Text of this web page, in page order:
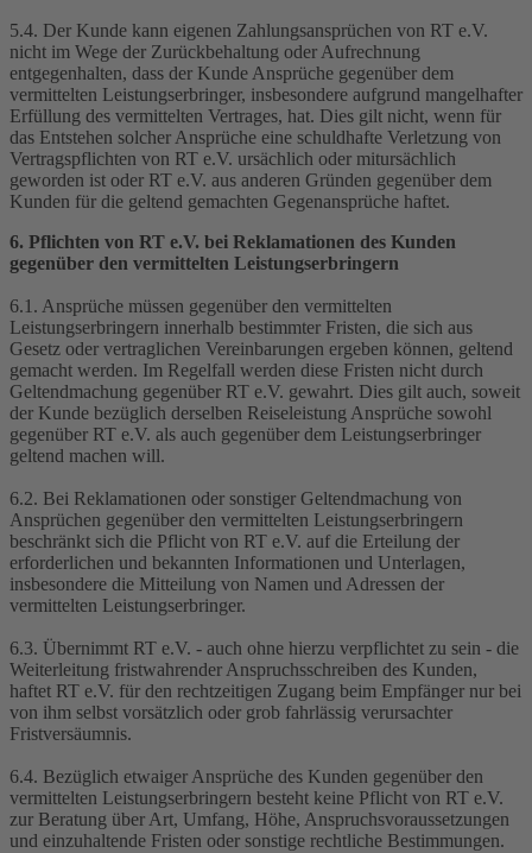
5.4. Der Kunde kann eigenen Zahlungsansprüchen von RT e.V.
nicht im Wege der Zurückbehaltung oder Aufrechnung
entgegenhalten, dass der Kunde Ansprüche gegenüber dem
vermittelten Leistungserbringer, insbesondere aufgrund mangelhafter
Erfüllung des vermittelten Vertrages, hat. Dies gilt nicht, wenn für
das Entstehen solcher Ansprüche eine schuldhafte Verletzung von
Vertragspflichten von RT e.V. ursächlich oder mitursächlich
geworden ist oder RT e.V. aus anderen Gründen gegenüber dem
Kunden für die geltend gemachten Gegenansprüche haftet.
6. Pflichten von RT e.V. bei Reklamationen des Kunden
gegenüber den vermittelten Leistungserbringern
6.1. Ansprüche müssen gegenüber den vermittelten
Leistungserbringern innerhalb bestimmter Fristen, die sich aus
Gesetz oder vertraglichen Vereinbarungen ergeben können, geltend
gemacht werden. Im Regelfall werden diese Fristen nicht durch
Geltendmachung gegenüber RT e.V. gewahrt. Dies gilt auch, soweit
der Kunde bezüglich derselben Reiseleistung Ansprüche sowohl
gegenüber RT e.V. als auch gegenüber dem Leistungserbringer
geltend machen will.
6.2. Bei Reklamationen oder sonstiger Geltendmachung von
Ansprüchen gegenüber den vermittelten Leistungserbringern
beschränkt sich die Pflicht von RT e.V. auf die Erteilung der
erforderlichen und bekannten Informationen und Unterlagen,
insbesondere die Mitteilung von Namen und Adressen der
vermittelten Leistungserbringer.
6.3. Übernimmt RT e.V. - auch ohne hierzu verpflichtet zu sein - die
Weiterleitung fristwahrender Anspruchsschreiben des Kunden,
haftet RT e.V. für den rechtzeitigen Zugang beim Empfänger nur bei
von ihm selbst vorsätzlich oder grob fahrlässig verursachter
Fristversäumnis.
6.4. Bezüglich etwaiger Ansprüche des Kunden gegenüber den
vermittelten Leistungserbringern besteht keine Pflicht von RT e.V.
zur Beratung über Art, Umfang, Höhe, Anspruchsvoraussetzungen
und einzuhaltende Fristen oder sonstige rechtliche Bestimmungen.